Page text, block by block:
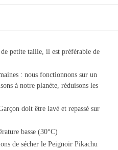
petite taille, il est préférable de
: nous fonctionnons sur un
à notre planète, réduisons les
doit être lavé et repassé sur
basse (30°C)
de sécher le Peignoir Pikachu